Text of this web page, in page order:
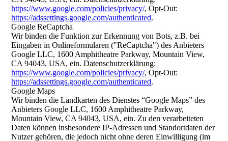
https://www.google.com/policies/privacy/, Opt-Out:
https://adssettings.google.com/authenticated.
Google ReCaptcha
Wir binden die Funktion zur Erkennung von Bots, z.B. bei
Eingaben in Onlineformularen ("ReCaptcha") des Anbieters
Google LLC, 1600 Amphitheatre Parkway, Mountain View,
CA 94043, USA, ein. Datenschutzerklärung:
https://www.google.com/policies/privacy/, Opt-Out:
https://adssettings.google.com/authenticated.
Google Maps
Wir binden die Landkarten des Dienstes “Google Maps” des
Anbieters Google LLC, 1600 Amphitheatre Parkway,
Mountain View, CA 94043, USA, ein. Zu den verarbeiteten
Daten können insbesondere IP-Adressen und Standortdaten der
Nutzer gehören, die jedoch nicht ohne deren Einwilligung (im